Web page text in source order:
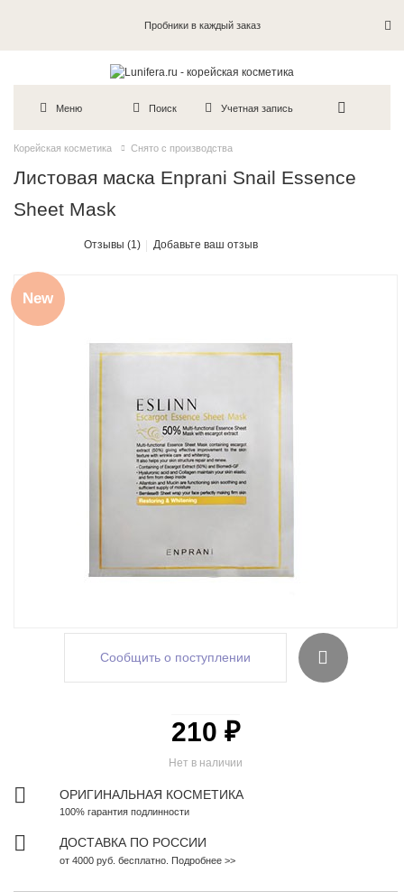
Пробники в каждый заказ
Меню Поиск Учетная запись
Корейская косметика Снято с производства
Листовая маска Enprani Snail Essence
Sheet Mask
Отзывы (1) Добавьте ваш отзыв
New
Сообщить о поступлении
Нет в наличии
210 ₽
ОРИГИНАЛЬНАЯ КОСМЕТИКА
100% гарантия подлинности
ДОСТАВКА ПО РОССИИ
от 4000 руб. бесплатно. Подробнее >>